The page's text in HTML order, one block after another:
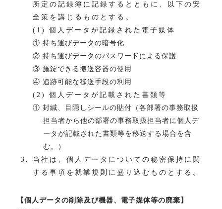
所定の記録簿に記録するとともに、以下の安
全策を講じるものとする。
(1) 個人データが記録された電子媒体
① 持ち運びデータの暗号化
② 持ち運びデータのパスワードによる保護
③ 施錠できる搬送容器の使用
④ 追跡可能な移送手段の利用
(2) 個人データが記載された書類等
① 封緘、目隠しシールの貼付（各部署の事務取扱
担当者から他の部署の事務取扱担当者に個人デ
ータが記載された書類等を移送する場合を含
む。）
当社は、個人データについての秘密保持に関
する事項を就業規則に盛り込むものとする。
【個人データの削除及び機器、電子媒体等の廃棄】